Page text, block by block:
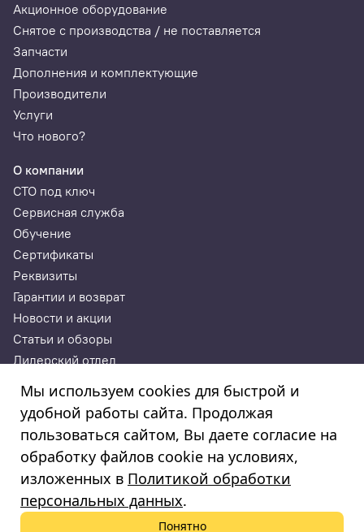
Акционное оборудование
Снятое с производства / не поставляется
Запчасти
Дополнения и комплектующие
Производители
Услуги
Что нового?
О компании
СТО под ключ
Сервисная служба
Обучение
Сертификаты
Реквизиты
Гарантии и возврат
Новости и акции
Статьи и обзоры
Дилерский отдел
© 2003—2025
«Автосервисторг»
ИП Годунова Лариса Леонидовна
ИНН 532108772827, ОГРНИП 308532130300022, ОКПО
308532130300022
Мы используем cookies для быстрой и
удобной работы сайта. Продолжая
пользоваться сайтом, Вы даете согласие на
обработку файлов cookie на условиях,
изложенных в Политикой обработки
персональных данных.
Понятно